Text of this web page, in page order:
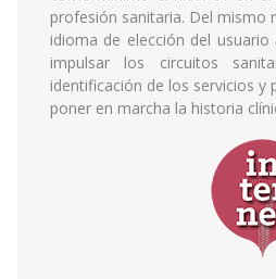
profesión sanitaria. Del mismo
idioma de elección del
impulsar los circuitos
identificación de los servicios y
poner en marcha la historia